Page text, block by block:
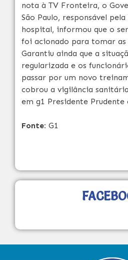
nota à TV Fronteira, o
São Paulo, responsável
hospital, informou que o
foi acionado para tomar as
Garantiu ainda que a
regularizada e os
passar por um novo
cobrou a vigilância
em g1 Presidente Prudente
Fonte: G1